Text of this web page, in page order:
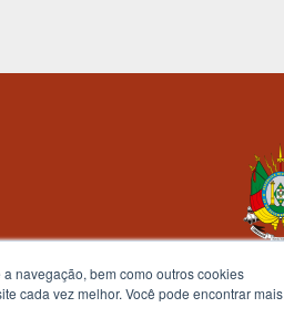
navegação, bem como outros cookies
cada vez melhor. Você pode encontrar mais